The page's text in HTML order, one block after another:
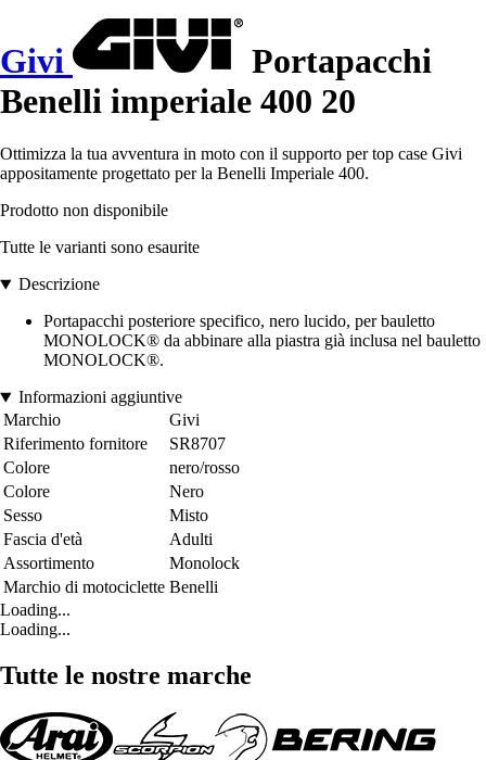
Givi
Portapacchi
Benelli imperiale 400 20
Ottimizza la tua avventura in moto con il supporto per top case Givi
appositamente progettato per la Benelli Imperiale 400.
Prodotto non disponibile
Tutte le varianti sono esaurite
Descrizione
Portapacchi posteriore specifico, nero lucido, per bauletto
MONOLOCK® da abbinare alla piastra già inclusa nel bauletto
MONOLOCK®.
Informazioni aggiuntive
Marchio
Givi
Riferimento fornitore
SR8707
Colore
nero/rosso
Colore
Nero
Sesso
Misto
Fascia d'età
Adulti
Assortimento
Monolock
Marchio di motociclette Benelli
Loading...
Loading...
Tutte le nostre marche